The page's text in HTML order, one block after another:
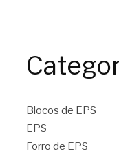
Blocos de EPS
EPS
Forro de EPS